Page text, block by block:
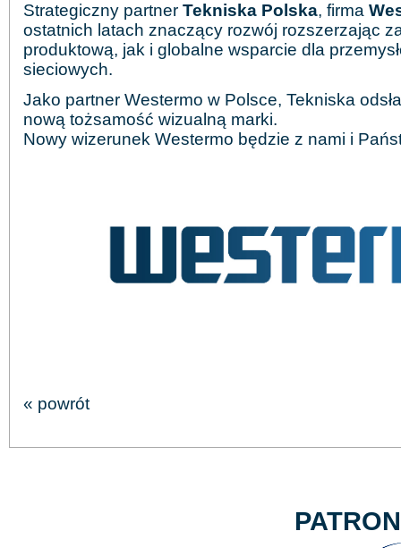
Strategiczny partner Tekniska Polska, firma
ostatnich latach znaczący rozwój rozszerzając
produktową, jak i globalne wsparcie dla
sieciowych.
Jako partner Westermo w Polsce, Tekniska
nową tożsamość wizualną marki.
Nowy wizerunek Westermo będzie z nami i
« powrót